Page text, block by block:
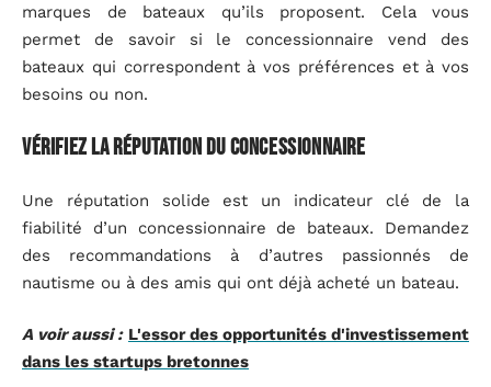
marques de bateaux qu’ils proposent. Cela vous
permet de savoir si le concessionnaire vend des
bateaux qui correspondent à vos préférences et à vos
besoins ou non.
Vérifiez la réputation du concessionnaire
Une réputation solide est un indicateur clé de la
fiabilité d’un concessionnaire de bateaux. Demandez
des recommandations à d’autres passionnés de
nautisme ou à des amis qui ont déjà acheté un bateau.
A voir aussi : L'essor des opportunités d'investissement
dans les startups bretonnes